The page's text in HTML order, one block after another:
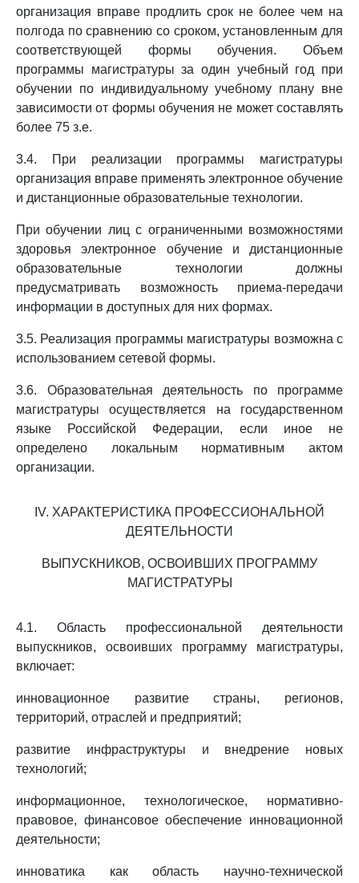
организация вправе продлить срок не более чем на
полгода по сравнению со сроком, установленным для
соответствующей формы обучения. Объем
программы магистратуры за один учебный год при
обучении по индивидуальному учебному плану вне
зависимости от формы обучения не может составлять
более 75 з.е.
3.4. При реализации программы магистратуры
организация вправе применять электронное обучение
и дистанционные образовательные технологии.
При обучении лиц с ограниченными возможностями
здоровья электронное обучение и дистанционные
образовательные технологии должны
предусматривать возможность приема-передачи
информации в доступных для них формах.
3.5. Реализация программы магистратуры возможна с
использованием сетевой формы.
3.6. Образовательная деятельность по программе
магистратуры осуществляется на государственном
языке Российской Федерации, если иное не
определено локальным нормативным актом
организации.
IV. ХАРАКТЕРИСТИКА ПРОФЕССИОНАЛЬНОЙ
ДЕЯТЕЛЬНОСТИ
ВЫПУСКНИКОВ, ОСВОИВШИХ ПРОГРАММУ
МАГИСТРАТУРЫ
4.1. Область профессиональной деятельности
выпускников, освоивших программу магистратуры,
включает:
инновационное развитие страны, регионов,
территорий, отраслей и предприятий;
развитие инфраструктуры и внедрение новых
технологий;
информационное, технологическое, нормативно-
правовое, финансовое обеспечение инновационной
деятельности;
инноватика как область научно-технической